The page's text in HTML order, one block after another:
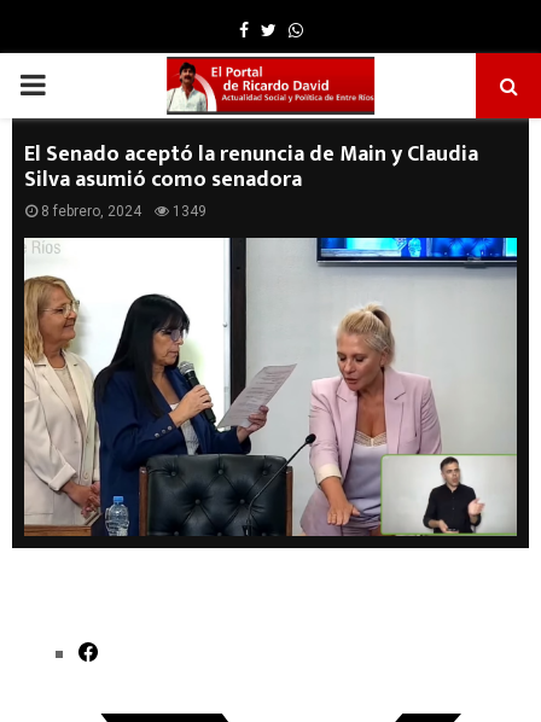
Facebook
TwitterWhatsapp
PRIMARY
MENU
El Senado aceptó la renuncia de Main y Claudia
Silva asumió como senadora
8 febrero, 2024 1349